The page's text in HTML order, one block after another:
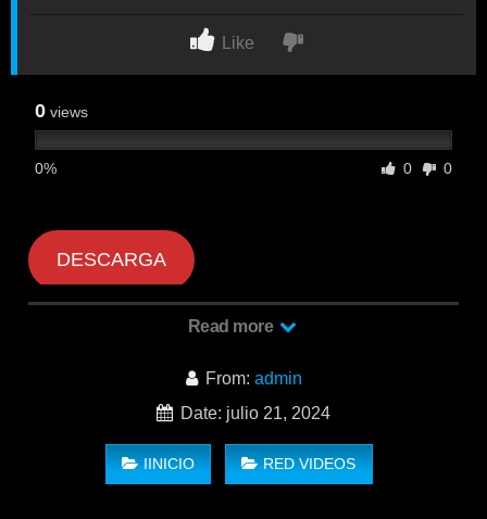
Like
0 views
0% 0 0
DESCARGA
Read more
From: admin
Date: julio 21, 2024
IINICIO RED VIDEOS